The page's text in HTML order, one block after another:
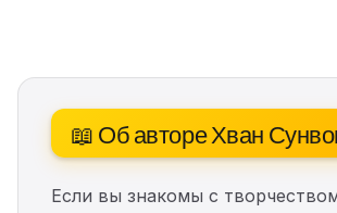
📖 Об авторе Хван
Если вы знакомы с